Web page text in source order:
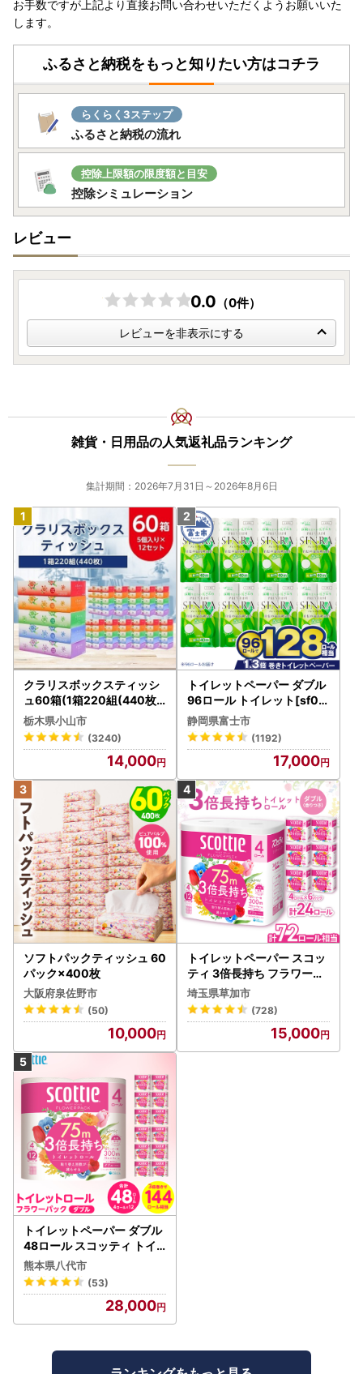
お手数ですが上記より直接お問い合わせいただくようお願いいた
します。
ふるさと納税をもっと知りたい方はコチラ
らくらく3ステップ
ふるさと納税の流れ
控除上限額の限度額と目安
控除シミュレーション
レビュー
0.0 （0件）
レビューを非表示にする
雑貨・日用品の人気返礼品ランキング
集計期間：2026年7月31日～2026年8月6日
クラリスボックスティッシ
ュ60箱(1箱220組(440枚))
(5個入り×12セット)【配送
不可地域：離島・沖縄県】
【1256759】
栃木県小山市
(3240)
14,000
トイレットペーパー ダブル
96ロール トイレット[sf00
1-012]
静岡県富士市
(1192)
17,000
ソフトパックティッシュ 60
パック×400枚
大阪府泉佐野市
(50)
10,000
トイレットペーパー スコッ
ティ 3倍長持ち フラワーパ
ック 4ロール×6P
埼玉県草加市
(728)
15,000
トイレットペーパー ダブル
48ロール スコッティ トイ
レット
熊本県八代市
(53)
28,000